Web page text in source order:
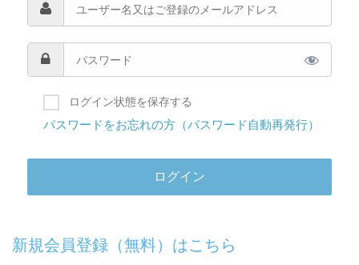
ログイン状態を保存する
パスワードをお忘れの方（パスワード自動再発行）
新規会員登録（無料）はこちら